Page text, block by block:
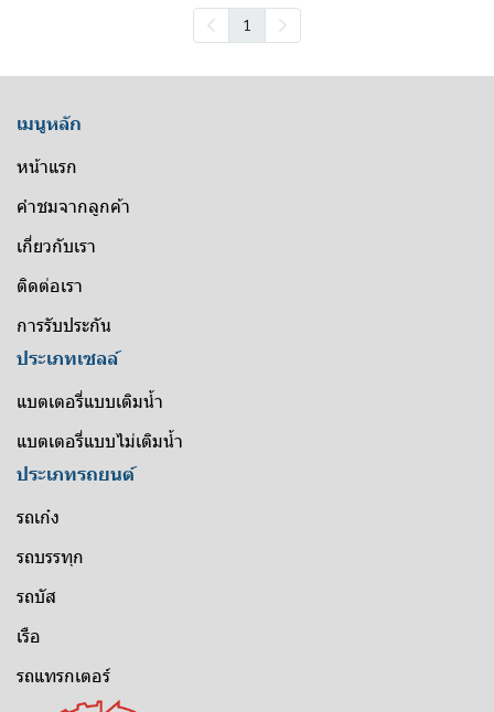
1
เมนูหลัก
หน้าแรก
คำชมจากลูกค้า
เกี่ยวกับเรา
ติดต่อเรา
การรับประกัน
ประเภทเซลล์
แบตเตอรี่แบบเติมน้ำ
แบตเตอรี่แบบไม่เติมน้ำ
ประเภทรถยนต์
รถเก๋ง
รถบรรทุก
รถบัส
เรือ
รถแทรกเตอร์